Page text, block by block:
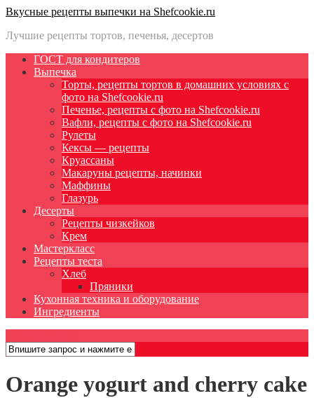
Вкусные рецепты выпечки на Shefcookie.ru
Лучшие рецепты тортов, печенья, десертов
ГОСТ для кондитеров
Выпечка
Торты, рецепты тортов в домашних условиях с
фото на Shefcookie.ru
Печенье, рецепты с фото на Shefcookie.ru
Вафли, рецепты с фото на Shefcookie.ru
Рулеты
Кексы — рецепты
Круассаны
Макаруны рецепты, начинки
Маффины
Глазурь
Десерты
Рецепты чизкейков
Крем
Мастеркласс
Рецепты теста
Хлеб
Пряники
Кухонная техника и оборудование
Ингредиенты
Orange yogurt and cherry cake